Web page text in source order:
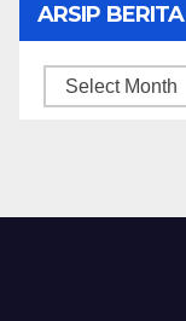
ARSIP BERITA
ARSIP